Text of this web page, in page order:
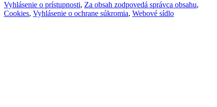
Vyhlásenie o prístupnosti, Za obsah zodpovedá správca obsahu,
Cookies, Vyhlásenie o ochrane súkromia, Webové sídlo